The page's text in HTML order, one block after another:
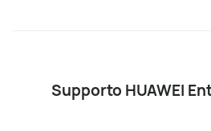
Supporto HUAWEI